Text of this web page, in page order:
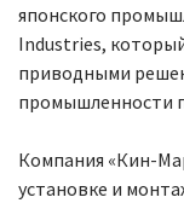
японского
Industries,
приводными
промышленности
Компания «Кин-
установке и